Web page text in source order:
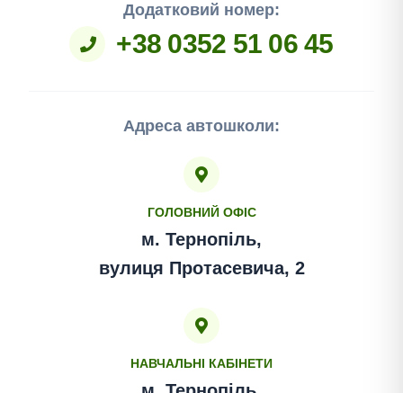
Додатковий номер:
+38 0352 51 06 45
Адреса автошколи:
ГОЛОВНИЙ ОФІС
м. Тернопіль,
вулиця Протасевича, 2
НАВЧАЛЬНІ КАБІНЕТИ